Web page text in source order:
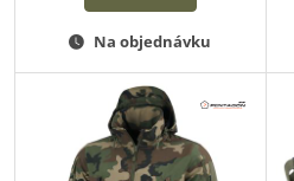
Na objednávku